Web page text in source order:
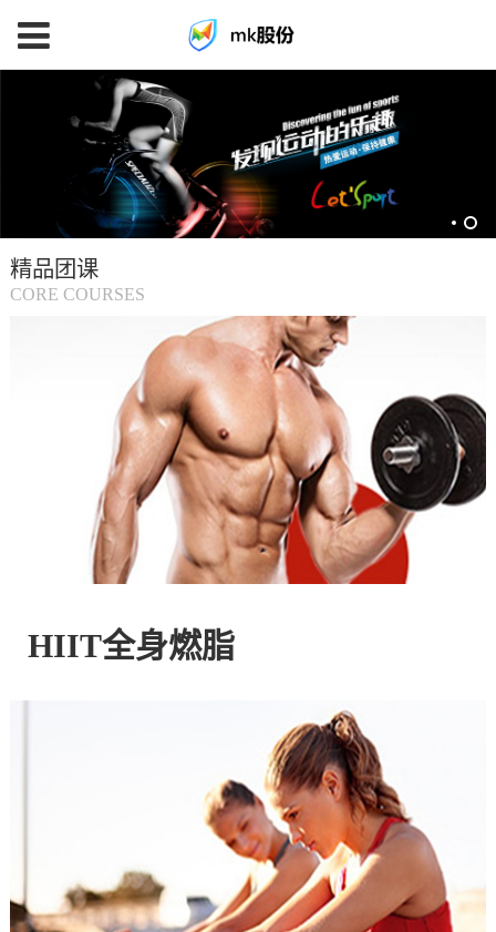
育
(中
有
官
精品团课
CORE COURSES
HIIT全身燃脂